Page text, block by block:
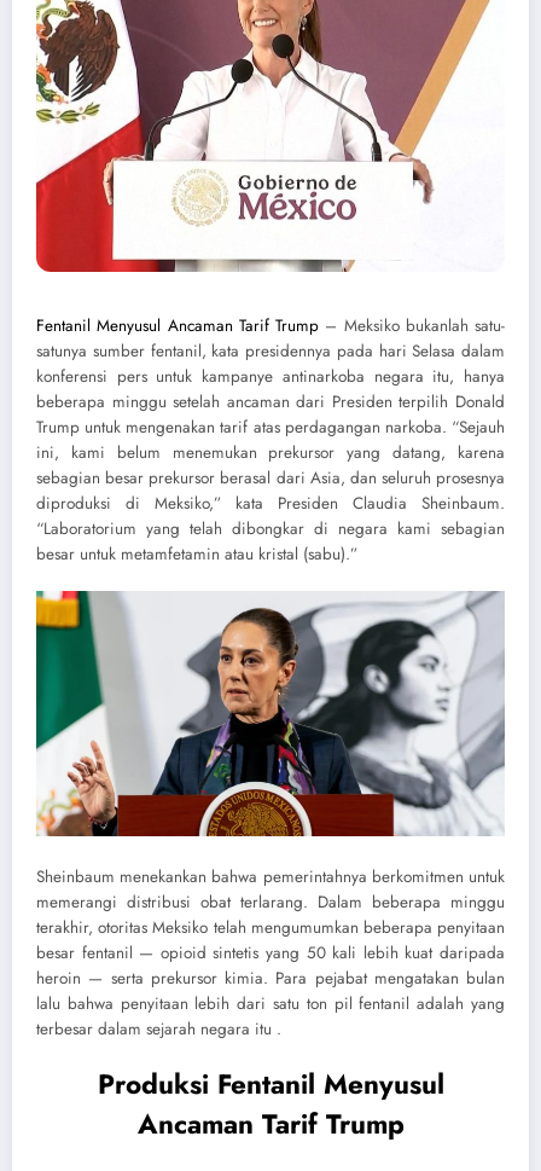
Fentanil Menyusul Ancaman Tarif Trump – Meksiko bukanlah satu-
satunya sumber fentanil, kata presidennya pada hari Selasa dalam
konferensi pers untuk kampanye antinarkoba negara itu, hanya
beberapa minggu setelah ancaman dari Presiden terpilih Donald
Trump untuk mengenakan tarif atas perdagangan narkoba. “Sejauh
ini, kami belum menemukan prekursor yang datang, karena
sebagian besar prekursor berasal dari Asia, dan seluruh prosesnya
diproduksi di Meksiko,” kata Presiden Claudia Sheinbaum.
“Laboratorium yang telah dibongkar di negara kami sebagian
besar untuk metamfetamin atau kristal (sabu).”
Sheinbaum menekankan bahwa pemerintahnya berkomitmen untuk
memerangi distribusi obat terlarang. Dalam beberapa minggu
terakhir, otoritas Meksiko telah mengumumkan beberapa penyitaan
besar fentanil — opioid sintetis yang 50 kali lebih kuat daripada
heroin — serta prekursor kimia. Para pejabat mengatakan bulan
lalu bahwa penyitaan lebih dari satu ton pil fentanil adalah yang
terbesar dalam sejarah negara itu .
Produksi Fentanil Menyusul
Ancaman Tarif Trump